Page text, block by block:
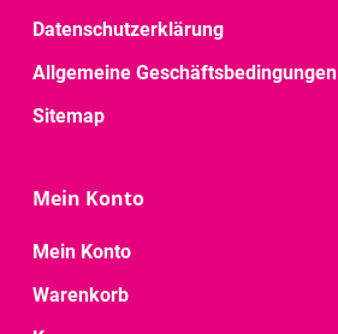
Datenschutzerklärung
Allgemeine Geschäftsbedingungen
Sitemap
Mein Konto
Mein Konto
Warenkorb